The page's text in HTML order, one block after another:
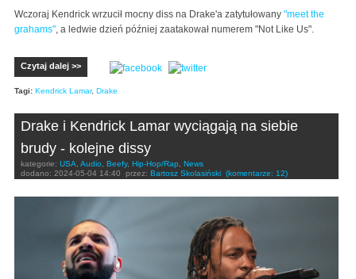
Wczoraj Kendrick wrzucił mocny diss na Drake'a zatytułowany "meet the
grahams", a ledwie dzień później zaatakował numerem "Not Like Us".
Czytaj dalej >>
Tagi: Kendrick Lamar, Drake
Drake i Kendrick Lamar wyciągają na siebie
brudy - kolejne dissy
kategorie: USA, Audio, Beefy, Hip-Hop/Rap, News
dodano: 2024-05-04 14:40 przez: Bartosz Skolasiński (komentarze: 12)